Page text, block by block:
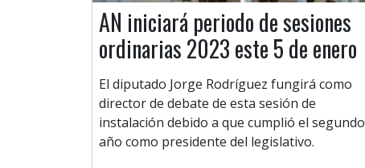
AN iniciará periodo de sesiones
ordinarias 2023 este 5 de enero
El diputado Jorge Rodríguez fungirá como
director de debate de esta sesión de
instalación debido a que cumplió el segundo
año como presidente del legislativo.